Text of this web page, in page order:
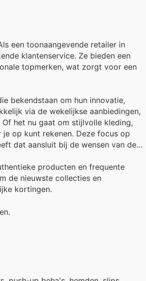
een toonaangevende retailer in
klantenservice. Ze bieden een
topmerken, wat zorgt voor een
bekendstaan om hun innovatie,
via de wekelijkse aanbiedingen,
het nu gaat om stijlvolle kleding,
op kunt rekenen. Deze focus op
dat aansluit bij de wensen van de
producten en frequente
de nieuwste collecties en
kortingen.